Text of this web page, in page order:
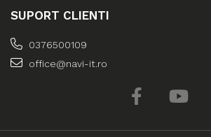
SUPORT CLIENTI
0376500109
office@navi-it.ro